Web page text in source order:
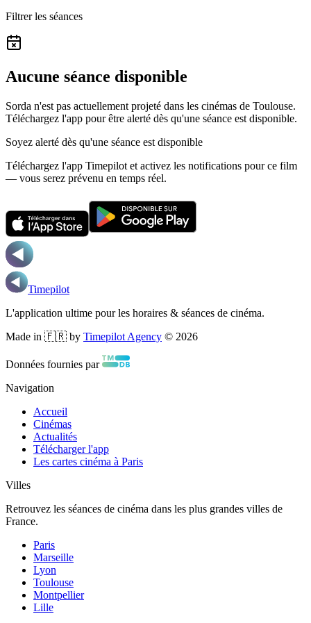
Filtrer les séances
Aucune séance disponible
Sorda n'est pas actuellement projeté dans les cinémas de Toulouse.
Téléchargez l'app pour être alerté dès qu'une séance est disponible.
Soyez alerté dès qu'une séance est disponible
Téléchargez l'app Timepilot et activez les notifications pour ce film
— vous serez prévenu en temps réel.
Timepilot
L'application ultime pour les horaires & séances de cinéma.
Made in 🇫🇷 by Timepilot Agency © 2026
Données fournies par
Navigation
Accueil
Cinémas
Actualités
Télécharger l'app
Les cartes cinéma à Paris
Villes
Retrouvez les séances de cinéma dans les plus grandes villes de
France.
Paris
Marseille
Lyon
Toulouse
Montpellier
Lille